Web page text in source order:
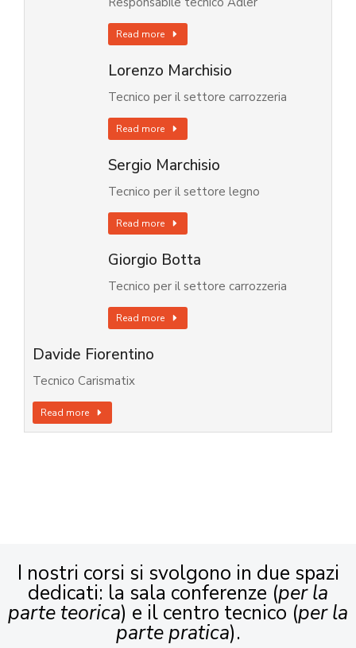
Read more
Lorenzo Marchisio
Tecnico per il settore carrozzeria
Read more
Sergio Marchisio
Tecnico per il settore legno
Read more
Giorgio Botta
Tecnico per il settore carrozzeria
Read more
Davide Fiorentino
Tecnico Carismatix
Read more
I nostri corsi si svolgono in due spazi
dedicati: la sala conferenze (per la
parte teorica) e il centro tecnico (per la
parte pratica).